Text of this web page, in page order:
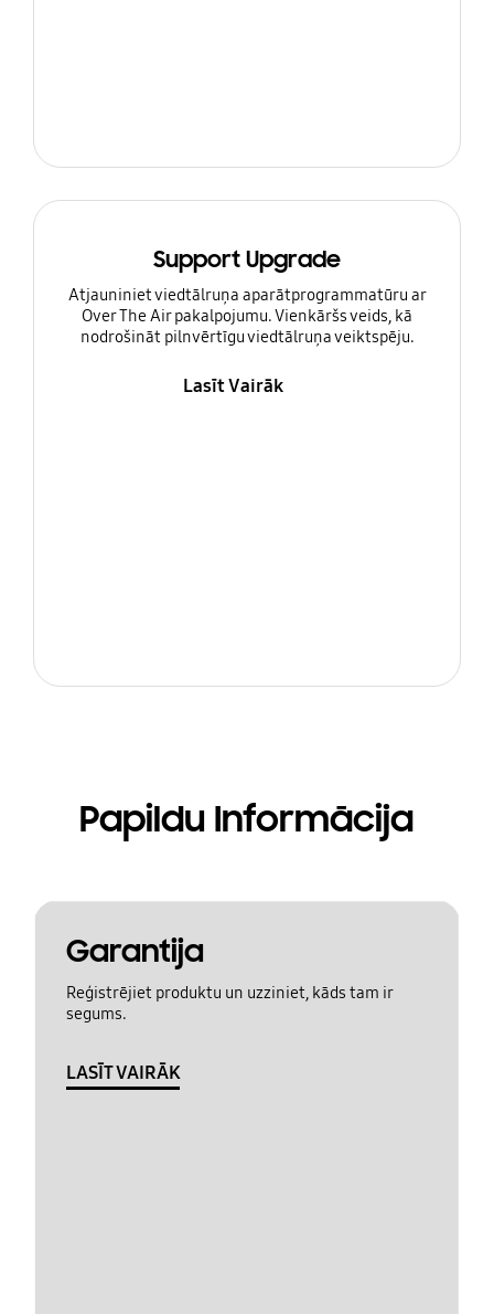
Support Upgrade
Atjauniniet viedtālruņa aparātprogrammatūru ar
Over The Air pakalpojumu. Vienkāršs veids, kā
nodrošināt pilnvērtīgu viedtālruņa veiktspēju.
Lasīt Vairāk
Papildu Informācija
Garantija
Reģistrējiet produktu un uzziniet, kāds tam ir
segums.
LASĪT VAIRĀK